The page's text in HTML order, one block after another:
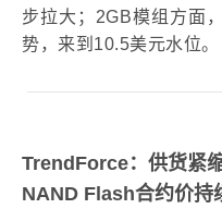
步拉大；2GB模组方面
势，来到10.5美元水位。
TrendForce：供货紧
NAND Flash合约价持